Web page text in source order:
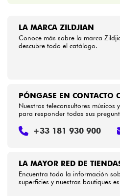
Ver nuestras
LA MARCA ZILDJIAN
Conoce más sobre la marca
descubre todo el catálogo.
LA MAYOR RED DE
Encuentra toda la información
superficies y nuestras boutiques
PÓNGASE EN CONTACTO
Nuestros teleconsultores músicos
para responder todas sus
+33 181 930 900